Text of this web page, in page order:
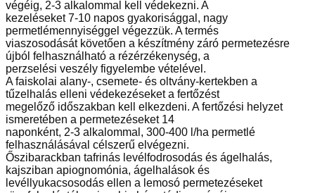
végéig, 2-3 alkalommal kell védekezni. A
kezeléseket 7-10 napos gyakorisággal, nagy
permetlémennyiséggel végezzük. A termés
viaszosodását követően a készítmény záró permetezésre
újból felhasználható a rézérzékenység, a
perzselési veszély figyelembe vételével.
A faiskolai alany-, csemete- és oltvány-kertekben a
tűzelhalás elleni védekezéseket a fertőzést
megelőző időszakban kell elkezdeni. A fertőzési helyzet
ismeretében a permetezéseket 14
naponként, 2-3 alkalommal, 300-400 l/ha permetlé
felhasználásával célszerű elvégezni.
Őszibarackban tafrinás levélfodrosodás és ágelhalás,
kajsziban apiognomónia, ágelhalások és
levéllyukacsosodás ellen a lemosó permetezéseket